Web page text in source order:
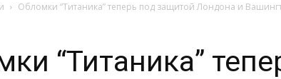
Обломки “Титаника” теперь под защитой Лондона и
“Титаника”